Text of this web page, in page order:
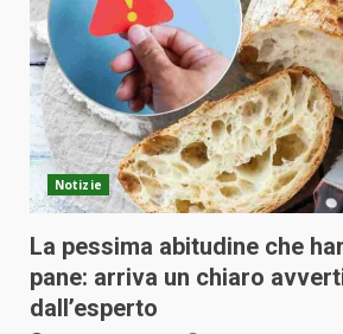
Notizie
La pessima abitudine che
pane: arriva un chiaro
dall’esperto